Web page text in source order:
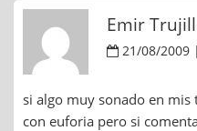
Emir
21/08/2009 |
si algo muy sonado en
con euforia pero si